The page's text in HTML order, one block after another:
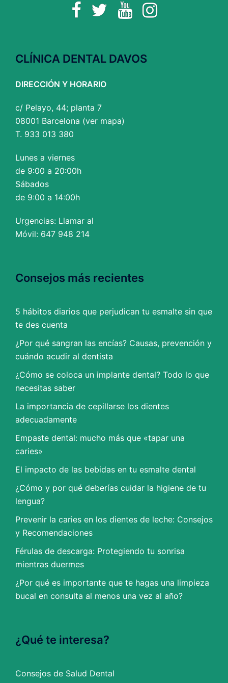
FacebookTwitter YouTubeInstagram
CLÍNICA DENTAL DAVOS
DIRECCIÓN Y HORARIO
c/ Pelayo, 44; planta 7
08001 Barcelona (ver mapa)
T. 933 013 380
Lunes a viernes
de 9:00 a 20:00h
Sábados
de 9:00 a 14:00h
Urgencias: Llamar al
Móvil: 647 948 214
Consejos más recientes
5 hábitos diarios que perjudican tu esmalte sin que
te des cuenta
¿Por qué sangran las encías? Causas, prevención y
cuándo acudir al dentista
¿Cómo se coloca un implante dental? Todo lo que
necesitas saber
La importancia de cepillarse los dientes
adecuadamente
Empaste dental: mucho más que «tapar una
caries»
El impacto de las bebidas en tu esmalte dental
¿Cómo y por qué deberías cuidar la higiene de tu
lengua?
Prevenir la caries en los dientes de leche: Consejos
y Recomendaciones
Férulas de descarga: Protegiendo tu sonrisa
mientras duermes
¿Por qué es importante que te hagas una limpieza
bucal en consulta al menos una vez al año?
¿Qué te interesa?
Consejos de Salud Dental